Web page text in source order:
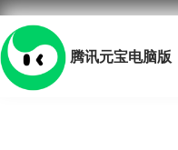
腾讯元宝电脑版